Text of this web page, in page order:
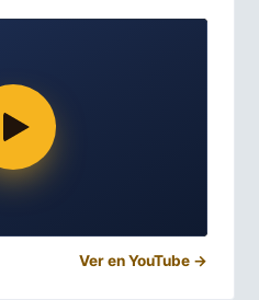
Ver en YouTube →